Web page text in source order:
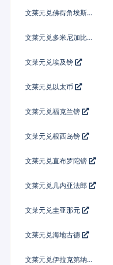
文莱元兑佛得角埃斯库
文莱元兑多米尼加比索
文莱元兑埃及镑
文莱元兑以太币
文莱元兑福克兰镑
文莱元兑根西岛镑
文莱元兑直布罗陀镑
文莱元兑几内亚法郎
文莱元兑圭亚那元
文莱元兑海地古德
文莱元兑伊拉克第纳尔